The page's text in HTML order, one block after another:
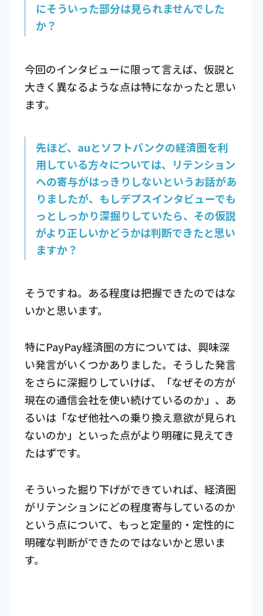
にそういった部分は見られませんでした
か？
今回のインタビューに限って言えば、仮説と
大きく異なるような点は特になかったと思い
ます。
先ほど、auとソフトバンクの経済圏を利
用している方々については、リテンション
への寄与がはっきりしないというお話があ
りましたが、もしデプスインタビューでも
っとしっかり深掘りしていたら、その仮説
がより正しいかどうかは判断できたと思い
ますか？
そうですね。ある程度は把握できたのではな
いかと思います。
特にPayPay経済圏の方については、興味深
い発言がいくつかありました。そうした発言
をさらに深掘りしていけば、「なぜその方が
現在の通信会社を使い続けているのか」、あ
るいは「なぜ他社への乗り換え意欲が見られ
ないのか」といった点がより明確に見えてき
たはずです。
そういった掘り下げができていれば、経済圏
がリテンションにどの程度寄与しているのか
という点について、もっと定量的・定性的に
明確な判断ができたのではないかと思いま
す。